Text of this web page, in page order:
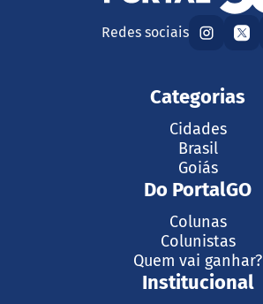
Redes sociais
Categorias
Cidades
Brasil
Goiás
Do PortalGO
Colunas
Colunistas
Quem vai ganhar?
Institucional